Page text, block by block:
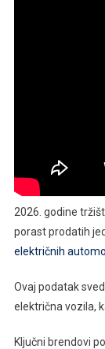
2026. godine
porast prodatih
električnih
Ovaj podatak
električna vozila,
Ključni brendovi